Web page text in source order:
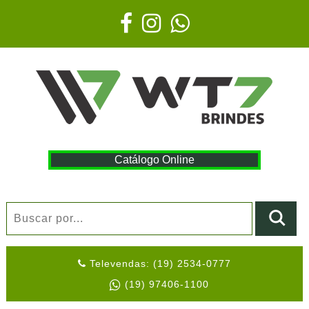
Catálogo Online
Televendas: (19) 2534-0777
(19) 97406-1100